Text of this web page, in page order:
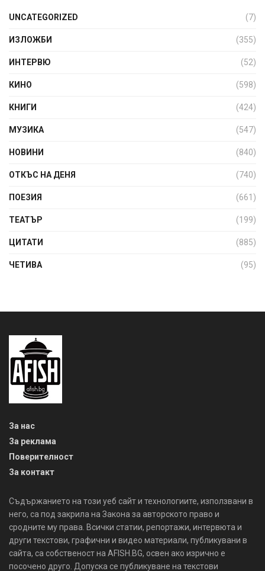
UNCATEGORIZED (7)
ИЗЛОЖБИ (355)
ИНТЕРВЮ (52)
КИНО (598)
КНИГИ (424)
МУЗИКА (547)
НОВИНИ (840)
ОТКЪС НА ДЕНЯ (740)
ПОЕЗИЯ (661)
ТЕАТЪР (199)
ЦИТАТИ (885)
ЧЕТИВА (95)
За нас
За реклама
Поверителност
За контакт
Съдържанието на този уеб сайт и технологиите, използвани в
него, са под закрила на Закона за авторското право и
сродните му права. Всички статии, репортажи, интервюта и
други текстови, графични и видео материали, публикувани в
сайта, са собственост на AFISH.BG, освен ако изрично е
посочено друго. Допуска се публикуване на текстови